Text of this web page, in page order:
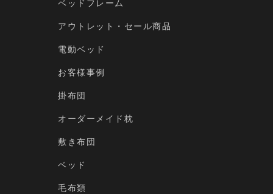
ベッドフレーム
アウトレット・セール商品
電動ベッド
お客様事例
掛布団
オーダーメイド枕
敷き布団
ベッド
毛布類